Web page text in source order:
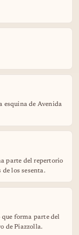
esquina de Avenida
parte del repertorio
los sesenta.
forma parte del
de Piazzolla.